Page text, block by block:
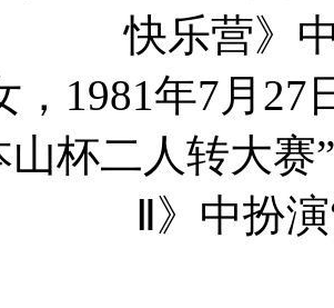
快乐营》
，1981年7月
山杯二人转大
Ⅱ》中扮